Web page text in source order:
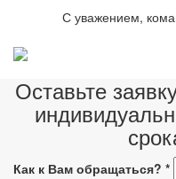
С уважением,
Оставьте
Как к Вам обращаться? *